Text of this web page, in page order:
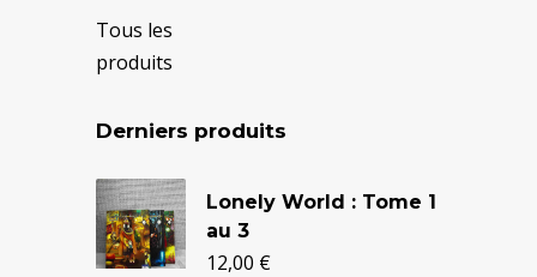
Tous les
produits
Derniers produits
Lonely World : Tome 1
au 3
12,00 €